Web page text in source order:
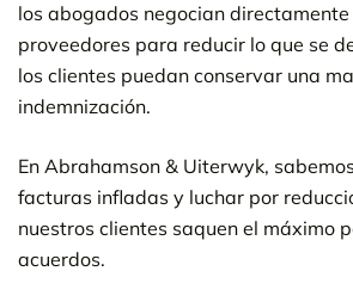
los abogados negocian directamente
proveedores para reducir lo que se
los clientes puedan conservar una
indemnización.
En Abrahamson & Uiterwyk,
facturas infladas y luchar por
nuestros clientes saquen el máximo
acuerdos.